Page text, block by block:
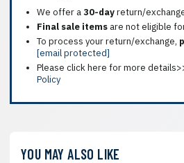
We offer a30-dayreturn/
Final sale items are not eligible
To process your return/exchange,
[email protected]
Please click here for more
Policy
YOU MAY ALSO LIKE